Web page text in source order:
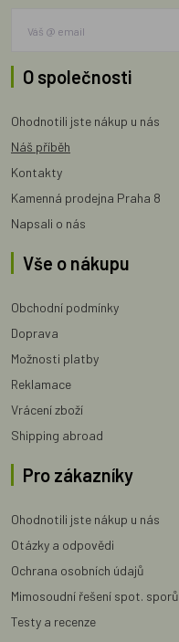
O společnosti
Ohodnotili jste nákup u nás
Náš příběh
Kontakty
Kamenná prodejna Praha 8
Napsali o nás
Vše o nákupu
Obchodní podmínky
Doprava
Možnosti platby
Reklamace
Vrácení zboží
Shipping abroad
Pro zákazníky
Ohodnotili jste nákup u nás
Otázky a odpovědi
Ochrana osobních údajů
Mimosoudní řešení spot. sporů
Testy a recenze